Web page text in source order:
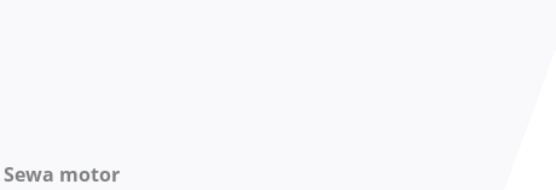
Sewa motor